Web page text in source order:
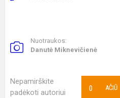
Nuotraukos:
Danutė Miknevičienė
Nepamirškite
padėkoti autoriui
AČIŪ
0